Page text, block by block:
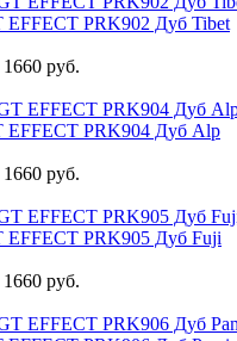
PRK902 Дуб Tibet
1660 руб.
EFFECT PRK904 Дуб Alp
1660 руб.
PRK905 Дуб Fuji
1660 руб.